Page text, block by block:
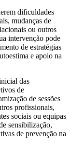
dificuldades
mudanças de
ou outros
intervenção pode
de estratégias
e apoio na
das
de
de sessões
profissionais,
sociais ou equipas
sensibilização,
de prevenção na